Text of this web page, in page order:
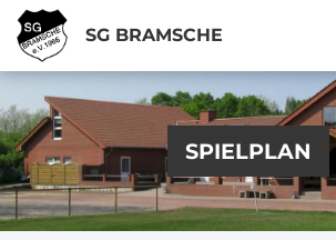
SG BRAMSCHE
SPIELPLAN